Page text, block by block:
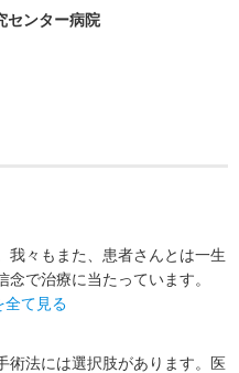
センター病院
我々もまた、患者さんとは一生
で治療に当たっています。
全て見る
術法には選択肢があります。医